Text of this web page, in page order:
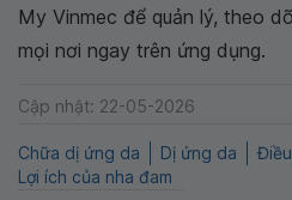
My Vinmec để quản lý, theo
mọi nơi ngay trên ứng dụng.
Cập nhật: 22-05-2026
Chữa dị ứng da Dị ứng da
Lợi ích của nha đam